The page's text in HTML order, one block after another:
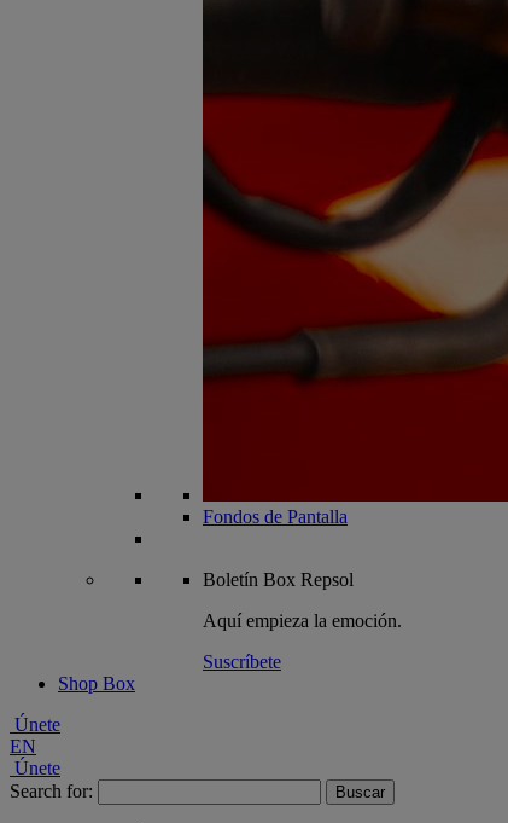
Fondos de Pantalla
Boletín Box Repsol
Aquí empieza la emoción.
Suscríbete
Shop Box
Únete
EN
Únete
Search for: